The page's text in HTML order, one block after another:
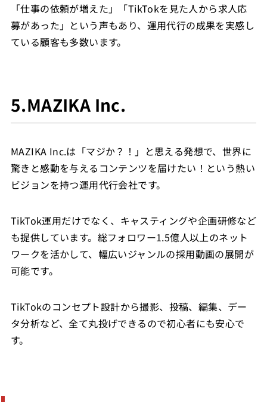
「仕事の依頼が増えた」「TikTokを見た人から求人応
募があった」という声もあり、運用代行の成果を実感し
ている顧客も多数います。
5.MAZIKA Inc.
MAZIKA Inc.は「マジか？！」と思える発想で、世界に
驚きと感動を与えるコンテンツを届けたい！という熱い
ビジョンを持つ運用代行会社です。
TikTok運用だけでなく、キャスティングや企画研修など
も提供しています。総フォロワー1.5億人以上のネット
ワークを活かして、幅広いジャンルの採用動画の展開が
可能です。
TikTokのコンセプト設計から撮影、投稿、編集、デー
タ分析など、全て丸投げできるので初心者にも安心で
す。